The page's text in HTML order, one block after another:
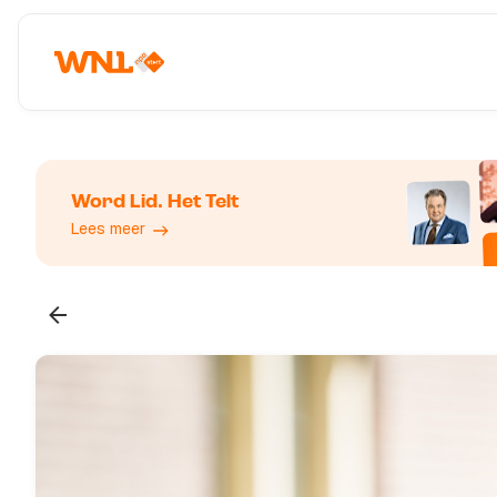
Word Lid. Het Telt
Lees meer